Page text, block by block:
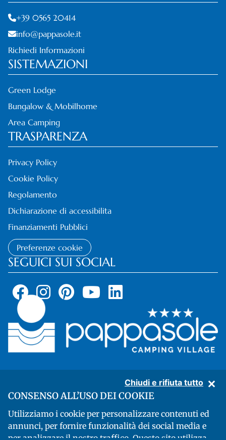
Chiudi e rifiuta tutto
CONSENSO ALL’USO DEI COOKIE
Utilizziamo i cookie per personalizzare contenuti ed
annunci, per fornire funzionalità dei social media e
per analizzare il nostro traffico. Questo sito utilizza
+39 0565 20414
info@pappasole.it
Richiedi Informazioni
SISTEMAZIONI
Green Lodge
Bungalow & Mobilhome
Area Camping
TRASPARENZA
Privacy Policy
Cookie Policy
Regolamento
Dichiarazione di accessibilita
Finanziamenti Pubblici
Preferenze cookie
SEGUICI SUI SOCIAL
(Livorno) - codice fiscale 00719850497 - Partita IVA: 01143690491 - CIN:
IT049012B1L7RR4NGD
Developed by Genial SRL